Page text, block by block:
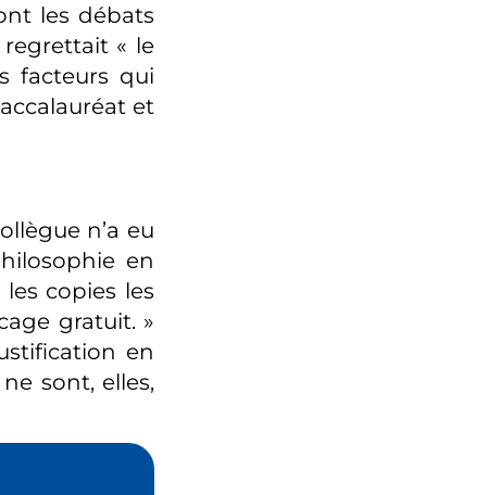
les débats
« le
facteurs qui
et
n’a eu
en
les copies les
gratuit. »
en
sont, elles,